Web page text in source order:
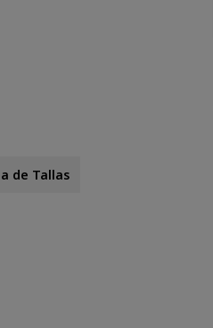
de Tallas